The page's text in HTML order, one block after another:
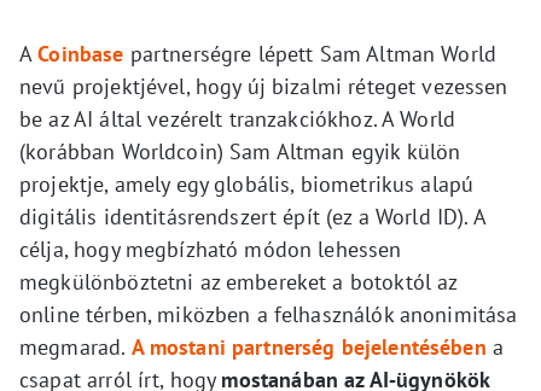
ACoinbase partnerségre lépett Sam Altman World
nevű projektjével, hogy új bizalmi réteget vezessen
be az AI által vezérelt tranzakciókhoz. A World
(korábban Worldcoin) Sam Altman egyik külön
projektje, amely egy globális, biometrikus alapú
digitális identitásrendszert épít (ez a World ID). A
célja, hogy megbízható módon lehessen
megkülönböztetni az embereket a botoktól az
online térben, miközben a felhasználók anonimitása
megmarad. A mostani partnerség bejelentésében a
csapat arról írt, hogy mostanában az AI‑ügynökök